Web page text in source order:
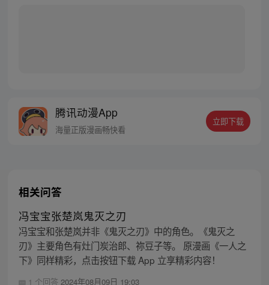
腾讯动漫App
海量正版漫画畅快看
立即下载
相关问答
冯宝宝张楚岚鬼灭之刃
冯宝宝和张楚岚并非《鬼灭之刃》中的角色。《鬼灭之
刃》主要角色有灶门炭治郎、祢豆子等。 原漫画《一人之
下》同样精彩，点击按钮下载 App 立享精彩内容！
1 个回答 2024年08月09日 19:03